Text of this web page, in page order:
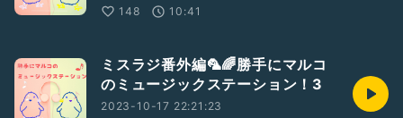
148
10:41
ミスラジ番外編🦜🌈勝手にマルコ
のミュージックステーション！3
2023-10-17 22:21:23